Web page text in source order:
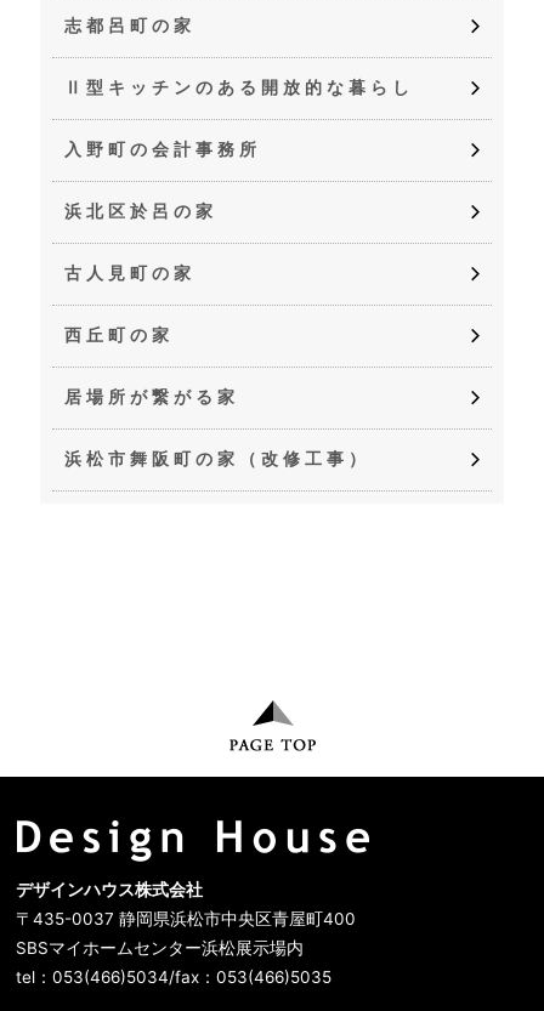
志都呂町の家
Ⅱ型キッチンのある開放的な暮らし
入野町の会計事務所
浜北区於呂の家
古人見町の家
西丘町の家
居場所が繋がる家
浜松市舞阪町の家（改修工事）
デザインハウス株式会社
〒435-0037 静岡県浜松市中央区青屋町400
SBSマイホームセンター浜松展示場内
tel：053(466)5034/fax：053(466)5035